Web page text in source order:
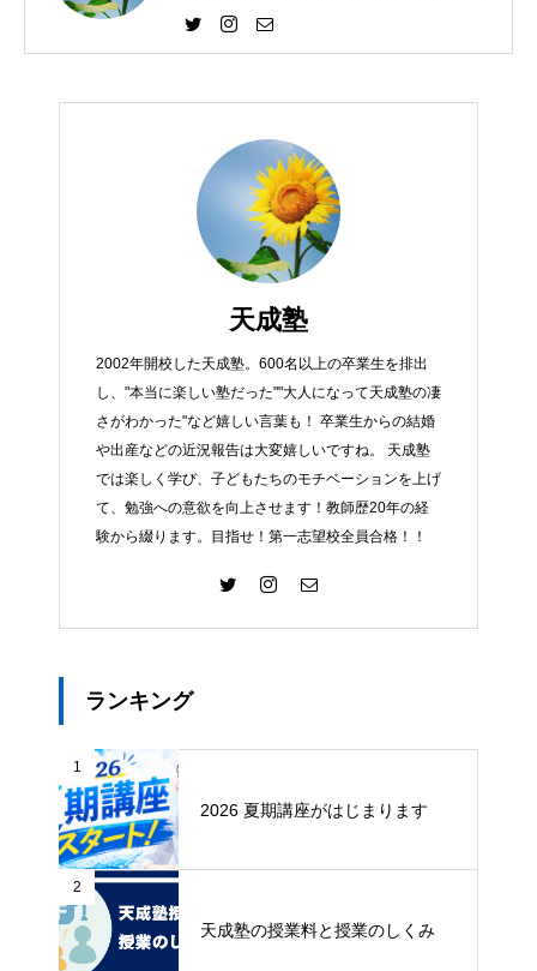
天成塾で楽しく学び、子どもたちのモチベーシ
天成塾
2002年開校した天成塾。600名以上の卒業生を排出
し、"本当に楽しい塾だった""大人になって天成塾の凄
さがわかった"など嬉しい言葉も！ 卒業生からの結婚
や出産などの近況報告は大変嬉しいですね。 天成塾
では楽しく学び、子どもたちのモチベーションを上げ
て、勉強への意欲を向上させます！教師歴20年の経
験から綴ります。目指せ！第一志望校全員合格！！
ランキング
1
2026 夏期講座がはじまります
2
天成塾の授業料と授業のしくみ